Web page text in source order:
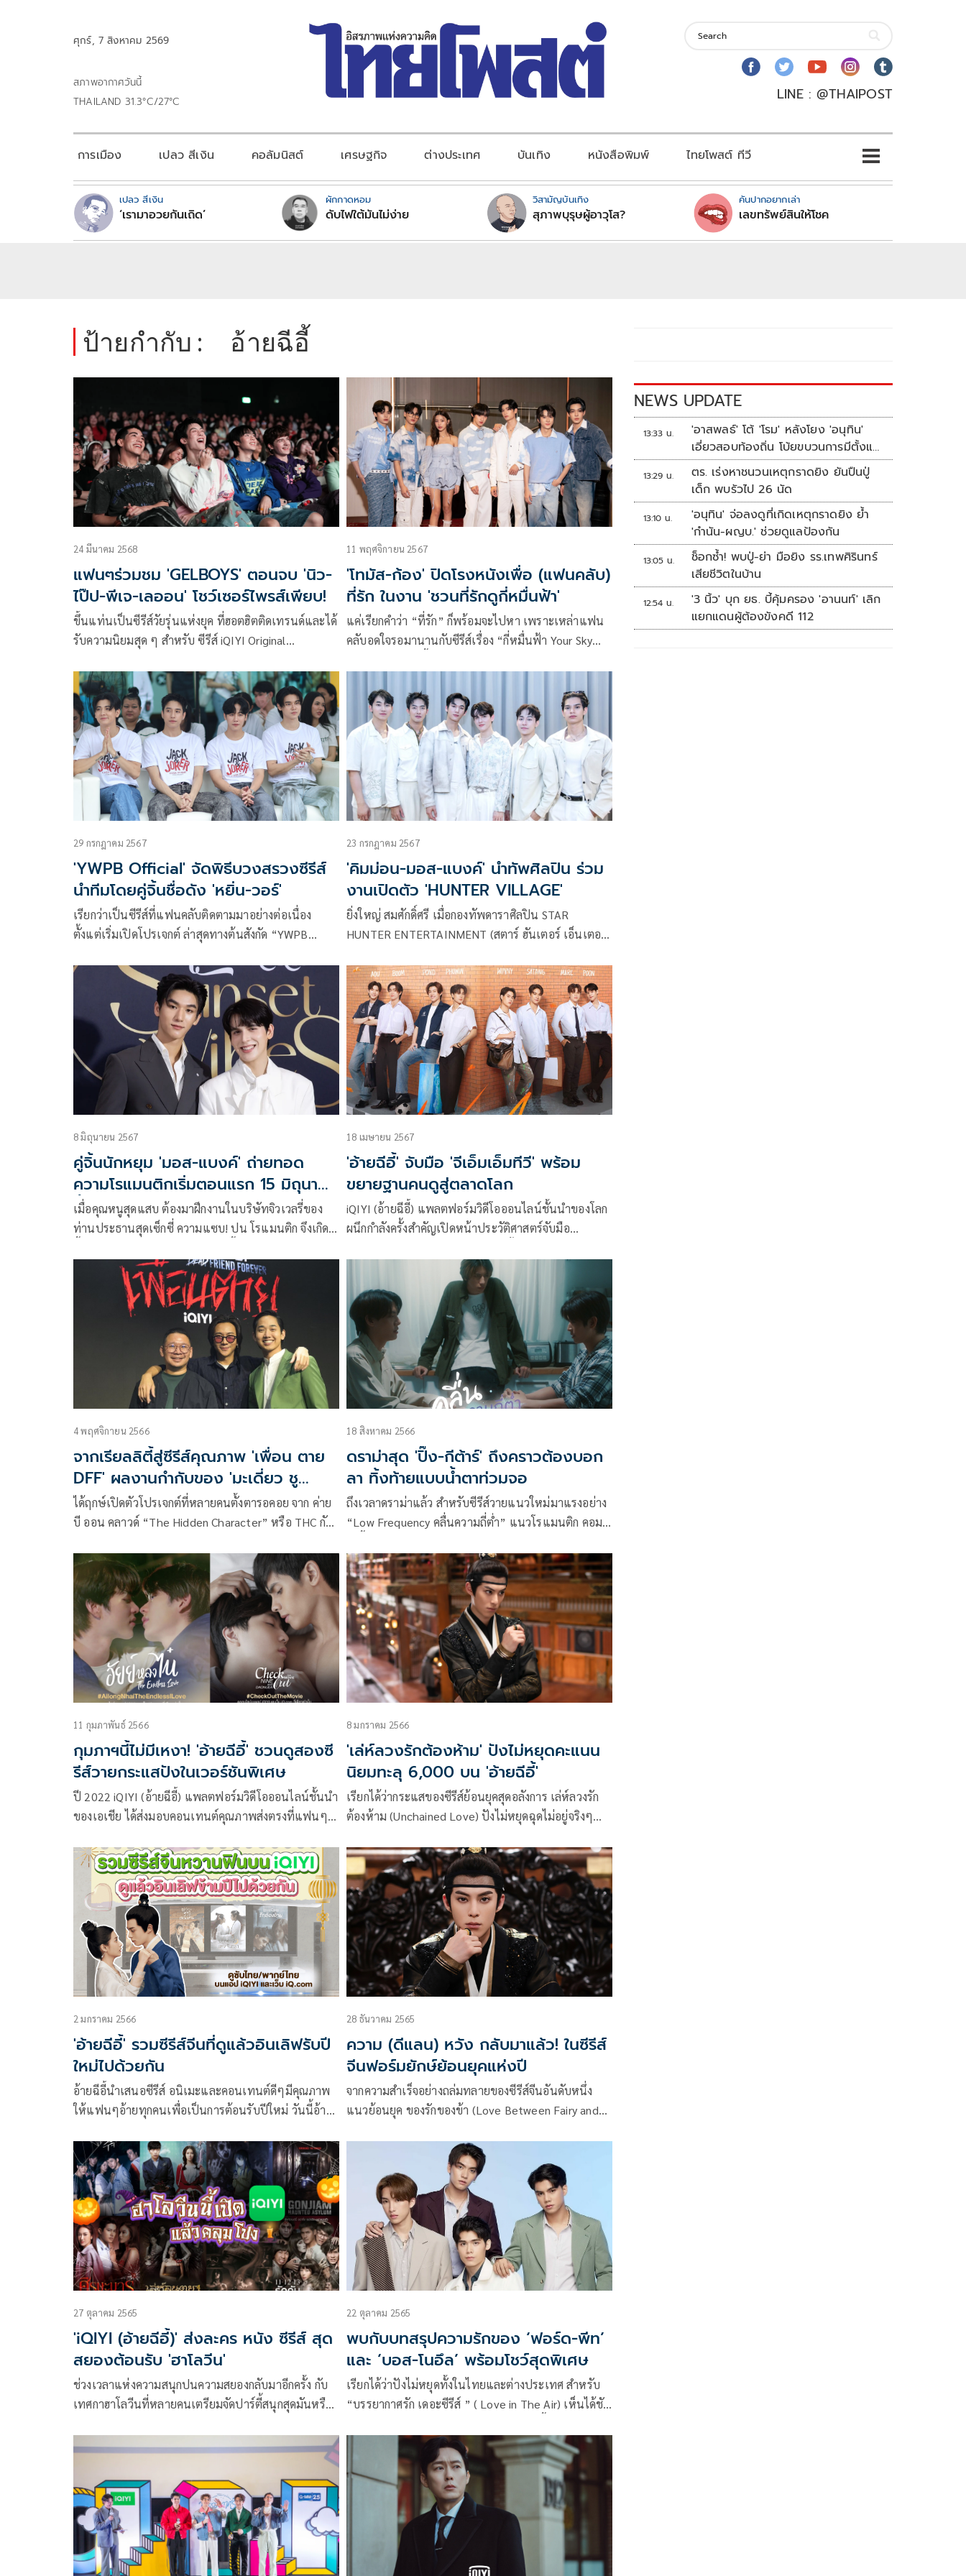
ศุกร์, 7 สิงหาคม 2569
สภาพอากาศวันนี้
THAILAND 31.3°C/27°C
LINE : @THAIPOST
การเมือง เปลว สีเงิน คอลัมนิสต์ เศรษฐกิจ ต่างประเทศ บันเทิง หนังสือพิมพ์ ไทยโพสต์ ทีวี
เปลว สีเงิน
‘เรามาอวยกันเถิด’
ผักกาดหอม
ดับไฟใต้มันไม่ง่าย
วิสามัญบันเทิง
สุภาพบุรุษผู้อาวุโส?
คันปากอยากเล่า
เลขทรัพย์สินให้โชค
ป้ายกำกับ : อ้ายฉีอี้
24 มีนาคม 2568
แฟนๆร่วมชม 'GELBOYS' ตอนจบ 'นิว-
ไป๊ป-พีเจ-เลออน' โชว์เซอร์ไพรส์เพียบ!
ขึ้นแท่นเป็นซีรีส์วัยรุ่นแห่งยุค ที่ฮอตฮิตติดเทรนด์และได้
รับความนิยมสุด ๆ สำหรับ ซีรีส์ iQIYI Original
ทุกเพศทุกวัย ทำให้เกิดกระแสเจลบอยฟีเวอร์ไปทั่ว
ประเทศ พร้อมทะยานสู่อันดับซีรีส์ไทยที่มียอดรับชม
สูงสุดอันดับ 1 ทุกสัปดาห์ที่ออกอากาศ
11 พฤศจิกายน 2567
'โทมัส-ก้อง' ปิดโรงหนังเพื่อ (แฟนคลับ)
ที่รัก ในงาน 'ชวนที่รักดูกี่หมื่นฟ้า'
แค่เรียกคำว่า “ที่รัก” ก็พร้อมจะไปหา เพราะเหล่าแฟน
คลับอดใจรอมานานกับซีรีส์เรื่อง “กี่หมื่นฟ้า Your Sky
ที่ต้องแสดงว่าแกล้งรัก แต่สุดท้ายจะต้านความรู้สึกกันไหว
หรือเปล่า
29 กรกฎาคม 2567
'YWPB Official' จัดพิธีบวงสรวงซีรีส์
นำทีมโดยคู่จิ้นชื่อดัง 'หยิ่น-วอร์'
เรียกว่าเป็นซีรีส์ที่แฟนคลับติดตามมาอย่างต่อเนื่อง
ตั้งแต่เริ่มเปิดโปรเจกต์ ล่าสุดทางต้นสังกัด “YWPB
& JOKER U STEAL MY HEART ทำไมต้องเป็นเธอทุกที”
ณ บริเวณลานพระพิฆเนศ ด้านหน้าศูนย์การค้ายูเนี่ยนม
23 กรกฎาคม 2567
'คิมม่อน-มอส-แบงค์' นำทัพศิลปิน ร่วม
งานเปิดตัว 'HUNTER VILLAGE'
ยิ่งใหญ่ สมศักดิ์ศรี เมื่อกองทัพดาราศิลปิน STAR
HUNTER ENTERTAINMENT (สตาร์ ฮันเตอร์ เอ็นเตอร์
ลูกแก้ว” ร่วมงาน Grand Opening “HUNTER VILLAGE
By STAR HUNTER ENTERTAINMENT” อย่างเป็น
ทางการ
8 มิถุนายน 2567
คู่จิ้นนักหยุม 'มอส-แบงค์' ถ่ายทอด
ความโรแมนติกเริ่มตอนแรก 15 มิถุนายน
นี้!
เมื่อคุณหนูสุดแสบ ต้องมาฝึกงานในบริษัทจิวเวลรี่ของ
ท่านประธานสุดเซ็กซี่ ความแซบ! ปน โรแมนติก จึงเกิด
(เพียงชลาลัย)
18 เมษายน 2567
'อ้ายฉีอี้' จับมือ 'จีเอ็มเอ็มทีวี' พร้อม
ขยายฐานคนดูสู่ตลาดโลก
iQIYI (อ้ายฉีอี้) แพลตฟอร์มวิดีโอออนไลน์ชั้นนำของโลก
ผนึกกำลังครั้งสำคัญเปิดหน้าประวัติศาสตร์จับมือ
จะส่งคอนเทนต์คุณภาพบนแอป iQIYI (อ้ายฉีอี้) เปิด
ประเดิมด้วยซีรีส์วายคุณภาพกระแสแรงที่ทุกด้อมรอคอย
อย่าง We Are คือเรารักกัน และอีกหลายๆ เรื่องอย่างต่อ
เนื่อง พร้อมทั้งร่วมมือขยายฐานคนดู เจาะตลาด
อุตสาหกรรมบันเทิงไทย ผลักดันซีรีส์วายสู่ซอฟต์พาว
เวอร์
4 พฤศจิกายน 2566
จากเรียลลิตี้สู่ซีรีส์คุณภาพ 'เพื่อน ตาย
DFF' ผลงานกำกับของ 'มะเดี่ยว ชู
เกียรติ'
ได้ฤกษ์เปิดตัวโปรเจกต์ที่หลายคนตั้งตารอคอย จาก ค่าย
บี ออน คลาวด์ “The Hidden Character” หรือ THC กับ
Series Press Conference” สุดยิ่งใหญ่ และได้รับเสียง
ตอบรับอย่างดีเยี่ยม จนเป็นกระแสติดเทรนถล่มโซเชียล
ทันทีที่เริ่มงาน บรรยากาศภายในงานคับคั่งไปด้วย
สื่อมวลชนและแขกผู้มีเกียรติ
18 สิงหาคม 2566
ดราม่าสุด 'ปิ๊ง-กีต้าร์' ถึงคราวต้องบอก
ลา ทิ้งท้ายแบบน้ำตาท่วมจอ
ถึงเวลาดราม่าแล้ว สำหรับ​ซีรีส์วายแนวใหม่มาแรงอย่าง
“Low Frequency คลื่นความถี่ต่ำ” แนวโรแมนติก คอม
2023” โดยผู้ผลิตคอนเทนต์คุณภาพระดับตำนานของ
เมืองไทยอย่าง บริษัท กันตนา กรุ๊ป จํากัด (มหาชน) ตอน
ล่าสุดทำเอาคนดูตามลุ้นเอาใจช่วย​ “ปิ๊ง กันตพัฒน์” และ​
“กีต้าร์ สาริน” ให้ฝ่าฟันเรื่องราวร้ายๆไปได้
11 กุมภาพันธ์ 2566
กุมภาฯนี้ไม่มีเหงา! 'อ้ายฉีอี้' ชวนดูสองซี
รีส์วายกระแสปังในเวอร์ชันพิเศษ
ปี 2022 iQIYI (อ้ายฉีอี้) แพลตฟอร์มวิดีโอออนไลน์ชั้นนำ
ของเอเชีย ได้ส่งมอบคอนเทนต์คุณภาพส่งตรงที่แฟนๆ
รายการวาไรตี้ โดยหนึ่งในนั้นมีสองซีรีส์วายไทยที่เรียกได้
ว่าได้รับความนิยมจากทั้งแฟนๆ ทั้งในประเทศและต่าง
ประเทศ แฟนๆ ต่างบอกเป็นเสียงเดียวกันว่า นี่คือซีรีส์
วายที่มากกว่าวาย เพราะครบทุกรสชาติ
8 มกราคม 2566
'เล่ห์ลวงรักต้องห้าม' ปังไม่หยุดคะแนน
นิยมทะลุ 6,000 บน 'อ้ายฉีอี้'
เรียกได้ว่ากระแสของซีรีส์ย้อนยุคสุดอลังการ เล่ห์ลวงรัก
ต้องห้าม (Unchained Love) ปังไม่หยุดฉุดไม่อยู่จริงๆ
เพียงแค่สตรีมมิ่ง ซีรีส์ก็ได้รับคะแนนความนิยมพุ่งสูงถึง
6,000 คะแนน
2 มกราคม 2566
'อ้ายฉีอี้' รวมซีรีส์จีนที่ดูแล้วอินเลิฟรับปี
ใหม่ไปด้วยกัน
อ้ายฉีอี้นำเสนอซีรีส์ อนิเมะและคอนเทนต์ดีๆมีคุณภาพ
ให้แฟนๆอ้ายทุกคนเพื่อเป็นการต้อนรับปีใหม่ วันนี้อ้าย
ใหม่ ปีให้การเริ่มต้นอย่างสุดแสนพิเศษไปพร้อมกัน จะมี
เรื่องไหนกันบ้างตามไปดูกันได้เลย
28 ธันวาคม 2565
ความ (ดีแลน) หวัง กลับมาแล้ว! ในซีรีส์
จีนฟอร์มยักษ์ย้อนยุคแห่งปี
จากความสำเร็จอย่างถล่มทลายของซีรีส์จีนอันดับหนึ่ง
แนวย้อนยุค ของรักของข้า (Love Between Fairy and
แสดงนั้น iQIYI (อ้ายฉีอี้) ขอสานต่อความสำเร็จในการ
สร้างซีรีส์จีนย้อนยุค โปรดัคชัน อลังการ ปีนี้เขากลับมาท
วงบัลลังก์อีกครั้ง ในการรับบทแสดงซีรีส์จีนแนวย้อนยุค ซี
รีส์ที่ทุกคนต่างรอคอยกับเรื่อง เล่ห์ลวงรักต้องห้าม
(Unchained Love)
27 ตุลาคม 2565
'iQIYI (อ้ายฉีอี้)' ส่งละคร หนัง ซีรีส์ สุด
สยองต้อนรับ 'ฮาโลวีน'
ช่วงเวลาแห่งความสนุกปนความสยองกลับมาอีกครั้ง กับ
เทศกาฮาโลวีนที่หลายคนเตรียมจัดปาร์ตี้สนุกสุดมันหรือ
อย่างแน่นอน และวันนี้ อ้ายฉีอี้ ได้เตรียมคัดสรร ละคร
หนังซีรีส์สุดสยองเอาใจสายหวีดแบบจุก แจกลิตส์ ผี ทุก
สไตล์เอาไว้ให้ได้ชมกันแล้วเริ่มจากละครตำนานผีผ้าสุด
คลาสสิค
22 ตุลาคม 2565
พบกับบทสรุปความรักของ ‘ฟอร์ด-พีท’
และ ‘บอส-โนอึล’ พร้อมโชว์สุดพิเศษ
เรียกได้ว่าปังไม่หยุดทั้งในไทยและต่างประเทศ สำหรับ
“บรรยากาศรัก เดอะซีรีส์ ” ( Love in The Air) เห็นได้ชัด
นาทีที่เปิดขาย รวมถึงการขึ้นเทรนด์ทวิตเตอร์ทุกสัปดาห์
ในวันที่ซีรีส์ออกอากาศ และยังเป็นซีรีส์ติดอันดับยอดนิยม
บนแพลตฟอร์ม iQIYI อย่างต่อเนื่อง
NEWS UPDATE
13:33 น.
'อาสพลธ์' โต้ 'โรม' หลังโยง 'อนุทิน'
เอี่ยวสอบท้องถิ่น โบ้ยขบวนการมีตั้งแต่
ปี 62-64
13:29 น.
ตร. เร่งหาชนวนเหตุกราดยิง ยันปืนปู่
เด็ก พบรัวไป 26 นัด
13:10 น.
'อนุทิน' จ่อลงดูที่เกิดเหตุกราดยิง ย้ำ
'กำนัน-ผญบ.' ช่วยดูแลป้องกัน
13:05 น.
ช็อกซ้ำ! พบปู่-ย่า มือยิง รร.เทพศิรินทร์
เสียชีวิตในบ้าน
12:54 น.
'3 นิ้ว' บุก ยธ. บี้คุ้มครอง 'อานนท์' เลิก
แยกแดนผู้ต้องขังคดี 112